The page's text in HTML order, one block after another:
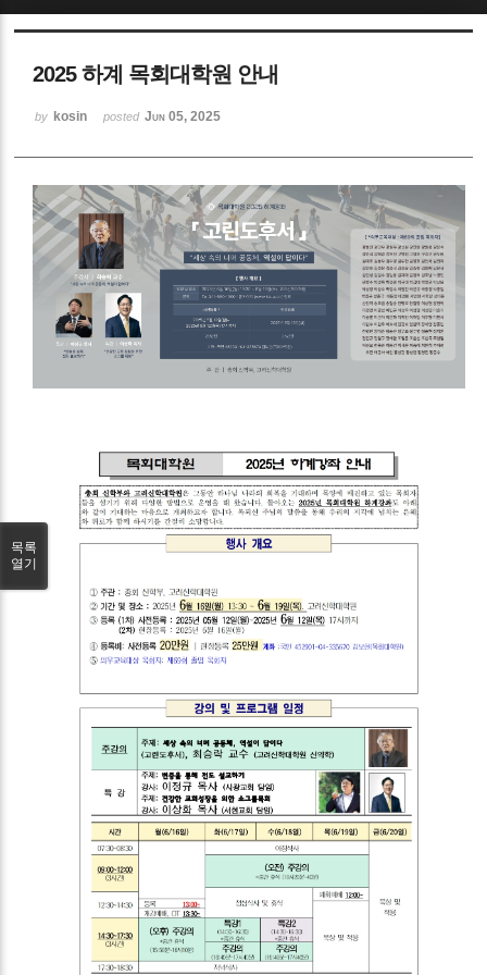
2025 하계 목회대학원 안내
by kosin posted Jun 05, 2025
목록
열기
Sketchbook5, 스케치북5
Sketchbook5, 스케치북5